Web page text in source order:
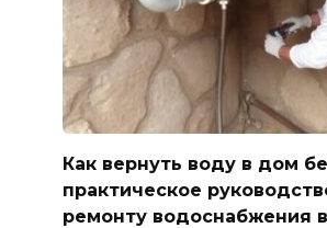
Как вернуть воду в дом
практическое
ремонту водоснабжения